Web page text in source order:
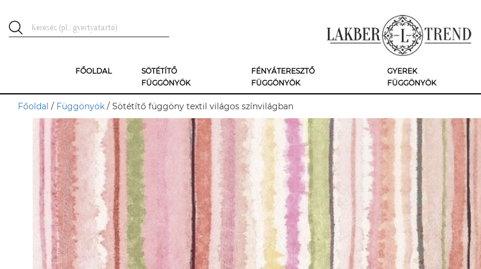
FŐOLDAL
SÖTÉTÍTŐ
FÜGGÖNYÖK
FÉNYÁTERESZTŐ
FÜGGÖNYÖK
GYEREK
FÜGGÖNYÖK
Főoldal / Függönyök / Sötétítő függöny textil világos színvilágban